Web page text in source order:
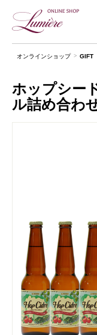
オンラインショップ GIFT
ホップシー
ル詰め合わ